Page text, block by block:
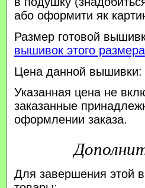
або оформити як
Размер готовой
вышивок этого размера
Цена данной вышивки:
Указанная цена не
заказанные
оформлении заказа.
Для завершения этой